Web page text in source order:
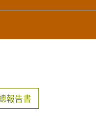
報告書